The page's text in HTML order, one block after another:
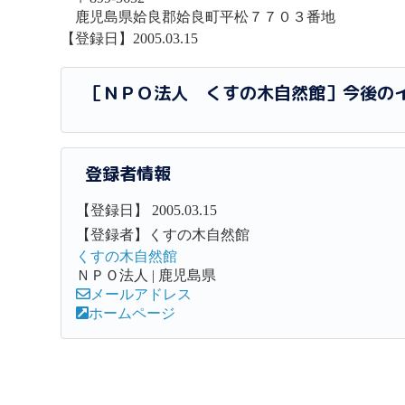
鹿児島県姶良郡姶良町平松７７０３番地
【登録日】2005.03.15
［ＮＰＯ法人 くすの木自然館］今後の
登録者情報
【登録日】 2005.03.15
【登録者】くすの木自然館
くすの木自然館
ＮＰＯ法人 | 鹿児島県
メールアドレス
ホームページ